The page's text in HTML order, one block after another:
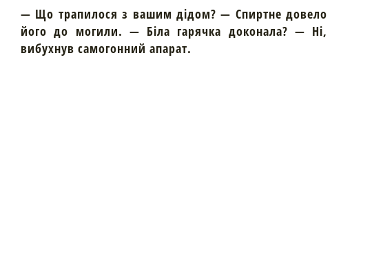
— Що трапилося з вашим дідом? — Спиртне довело
його до могили. — Біла гарячка доконала? — Ні,
вибухнув самогонний апарат.